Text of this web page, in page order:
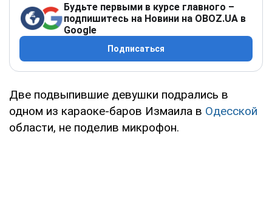
Будьте первыми в курсе главного –
подпишитесь на Новини на OBOZ.UA в
Google
Подписаться
Две подвыпившие девушки подрались в
одном из караоке-баров Измаила в Одесской
области, не поделив микрофон.